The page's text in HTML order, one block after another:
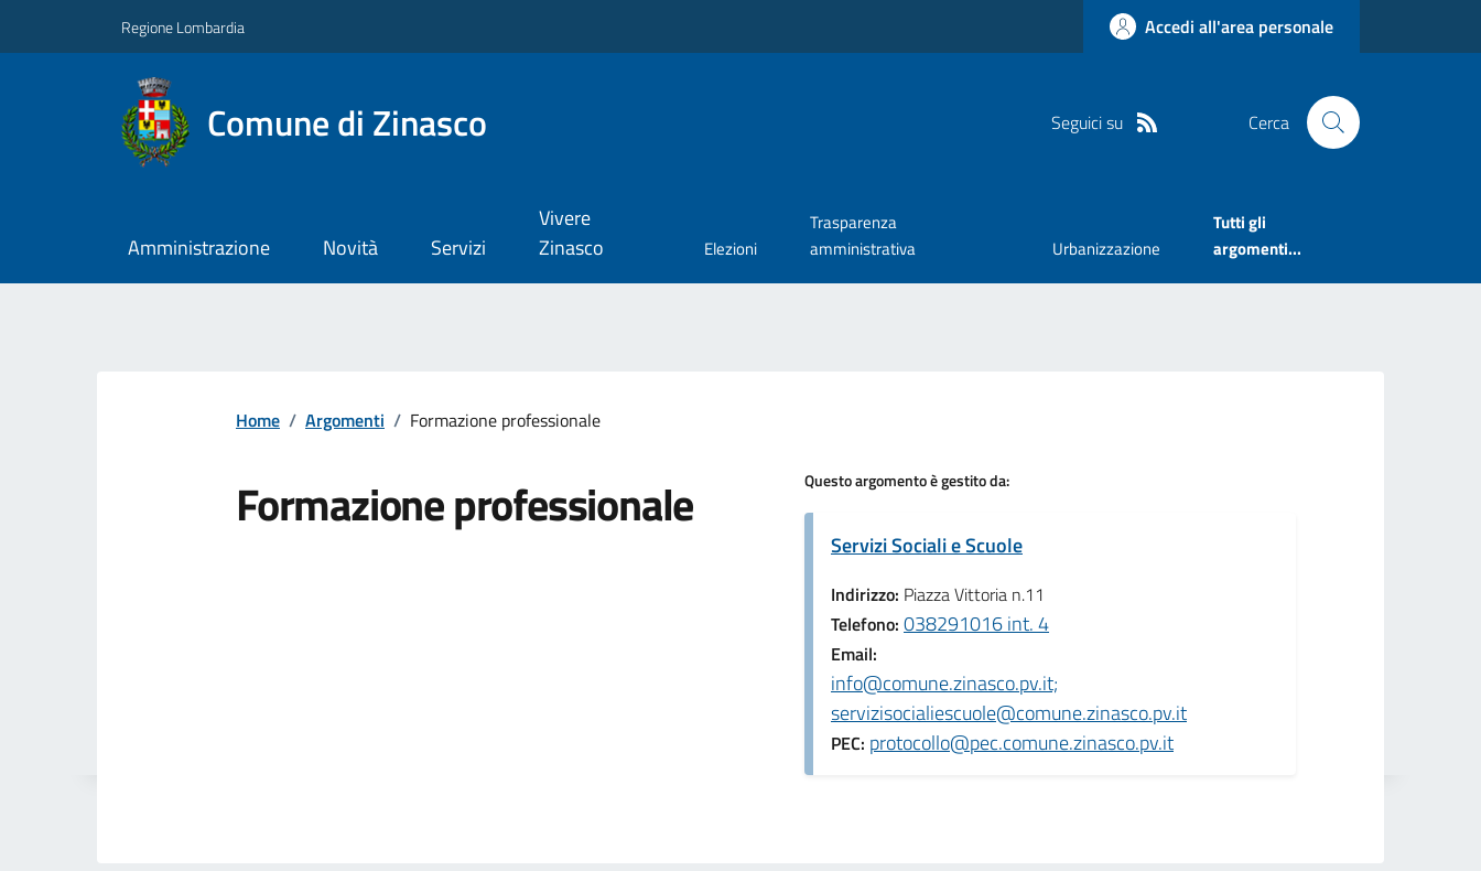
Regione Lombardia Accedi all'area personale
Comune di Zinasco Seguici su Cerca
Amministrazione Novità Servizi
Vivere
Zinasco
Elezioni
Trasparenza
amministrativa
Urbanizzazione
Tutti gli
argomenti...
Home / Argomenti / Formazione professionale
Formazione professionale Questo argomento è gestito da:
Servizi Sociali e Scuole
Indirizzo: Piazza Vittoria n.11
Telefono: 038291016 int. 4
Email:
info@comune.zinasco.pv.it;
servizisocialiescuole@comune.zinasco.pv.it
PEC: protocollo@pec.comune.zinasco.pv.it